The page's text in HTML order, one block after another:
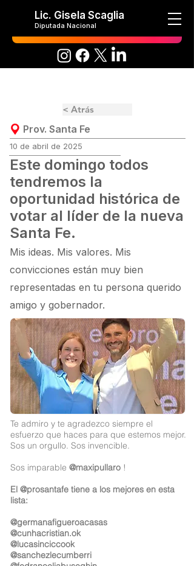
Lic. Gisela Scaglia
Diputada Nacional
< Atrás
Prov. Santa Fe
10 de abril de 2025
Este domingo todos
tendremos la
oportunidad histórica de
votar al líder de la nueva
Santa Fe.
Mis ideas. Mis valores. Mis
convicciones están muy bien
representadas en tu persona querido
amigo y gobernador.
Te admiro y te agradezco siempre el
esfuerzo que haces para que estemos mejor.
Sos un orgullo. Sos invencible.
Sos imparable @maxipullaro !
El @prosantafe tiene a los mejores en esta
lista:
@germanafigueroacasas
@cunhacristian.ok
@lucasinciccook
@sanchezlecumberri